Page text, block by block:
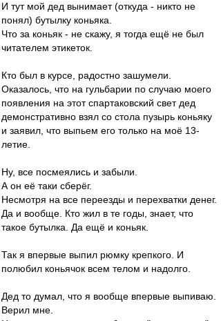
И тут мой дед вынимает (откуда - никто не
понял) бутылку коньяка.
Что за коньяк - не скажу, я тогда ещё не был
читателем этикеток.
Кто был в курсе, радостно зашумели.
Оказалось, что на гульбарии по случаю моего
появления на этот спартаковский свет дед
демонстративно взял со стола пузырь коньяку
и заявил, что выпьем его только на моё 13-
летие.
Ну, все посмеялись и забыли.
А он её таки сберёг.
Несмотря на все переезды и перехватки денег.
Да и вообще. Кто жил в те годы, знает, что
такое бутылка. Да ещё и коньяк.
Так я впервые выпил рюмку крепкого. И
полюбил коньячок всем телом и надолго.
Дед то думал, что я вообще впервые выпиваю.
Верил мне.